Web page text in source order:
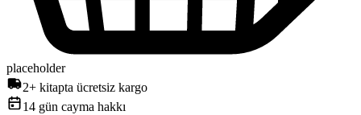
placeholder
2+ kitapta ücretsiz kargo
14 gün cayma hakkı